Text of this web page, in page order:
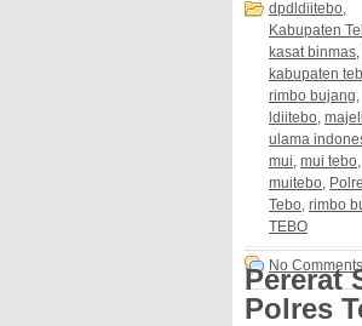
dpdldiitebo
Kabupaten
kasat binmas
kabupaten
rimbo bujang
ldiitebo
ulama
mui mui tebo
muitebo
Tebo rimbo
TEBO
No Comments
Pererat
Polres